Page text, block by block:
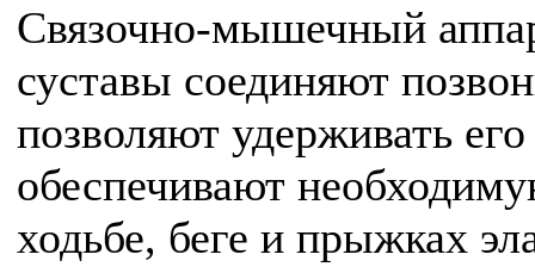
Связочно-мышечный
суставы соединяют
позволяют удерживать
обеспечивают
ходьбе, беге и прыжках